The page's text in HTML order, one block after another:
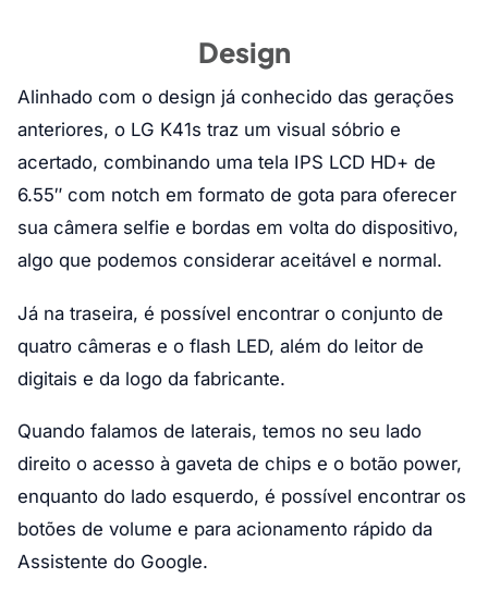
Design
Alinhado com o design já conhecido das gerações
anteriores, o LG K41s traz um visual sóbrio e
acertado, combinando uma tela IPS LCD HD+ de
6.55″ com notch em formato de gota para oferecer
sua câmera selfie e bordas em volta do dispositivo,
algo que podemos considerar aceitável e normal.
Já na traseira, é possível encontrar o conjunto de
quatro câmeras e o flash LED, além do leitor de
digitais e da logo da fabricante.
Quando falamos de laterais, temos no seu lado
direito o acesso à gaveta de chips e o botão power,
enquanto do lado esquerdo, é possível encontrar os
botões de volume e para acionamento rápido da
Assistente do Google.